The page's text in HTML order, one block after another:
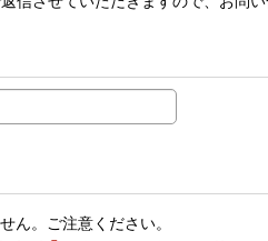
ん。ご注意ください。